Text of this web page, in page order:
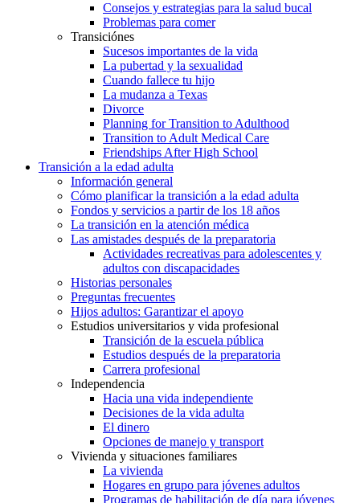
Consejos y estrategias para la salud bucal
Problemas para comer
Transiciónes
Sucesos importantes de la vida
La pubertad y la sexualidad
Cuando fallece tu hijo
La mudanza a Texas
Divorce
Planning for Transition to Adulthood
Transition to Adult Medical Care
Friendships After High School
Transición a la edad adulta
Información general
Cómo planificar la transición a la edad adulta
Fondos y servicios a partir de los 18 años
La transición en la atención médica
Las amistades después de la preparatoria
Actividades recreativas para adolescentes y
adultos con discapacidades
Historias personales
Preguntas frecuentes
Hijos adultos: Garantizar el apoyo
Estudios universitarios y vida profesional
Transición de la escuela pública
Estudios después de la preparatoria
Carrera profesional
Independencia
Hacia una vida independiente
Decisiones de la vida adulta
El dinero
Opciones de manejo y transport
Vivienda y situaciones familiares
La vivienda
Hogares en grupo para jóvenes adultos
Programas de habilitación de día para jóvenes